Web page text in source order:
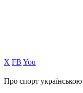
Х FB You
Про спорт українською